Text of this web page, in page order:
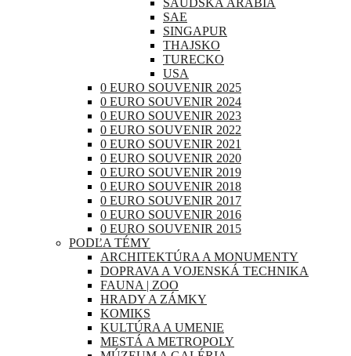
SAUDSKÁ ARÁBIA
SAE
SINGAPUR
THAJSKO
TURECKO
USA
0 EURO SOUVENIR 2025
0 EURO SOUVENIR 2024
0 EURO SOUVENIR 2023
0 EURO SOUVENIR 2022
0 EURO SOUVENIR 2021
0 EURO SOUVENIR 2020
0 EURO SOUVENIR 2019
0 EURO SOUVENIR 2018
0 EURO SOUVENIR 2017
0 EURO SOUVENIR 2016
0 EURO SOUVENIR 2015
PODĽA TÉMY
ARCHITEKTÚRA A MONUMENTY
DOPRAVA A VOJENSKÁ TECHNIKA
FAUNA | ZOO
HRADY A ZÁMKY
KOMIKS
KULTÚRA A UMENIE
MESTÁ A METROPOLY